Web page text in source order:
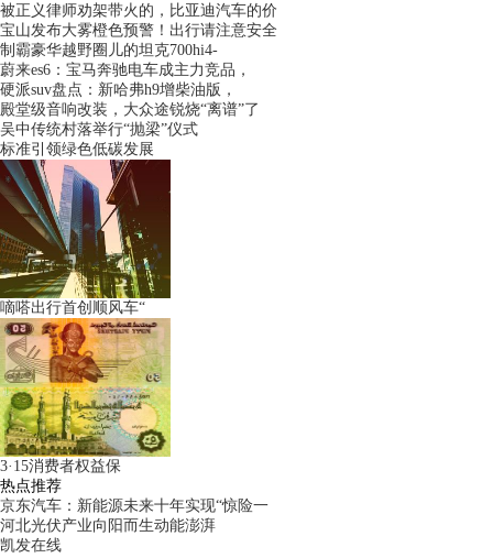
被正义律师劝架带火的，比亚迪汽车的价
宝山发布大雾橙色预警！出行请注意安全
制霸豪华越野圈儿的坦克700hi4-
蔚来es6：宝马奔驰电车成主力竞品，
硬派suv盘点：新哈弗h9增柴油版，
殿堂级音响改装，大众途锐烧“离谱”了
吴中传统村落举行“抛梁”仪式
标准引领绿色低碳发展
嘀嗒出行首创顺风车“
3·15消费者权益保
热点推荐
京东汽车：新能源未来十年实现“惊险一
河北光伏产业向阳而生动能澎湃
凯发在线